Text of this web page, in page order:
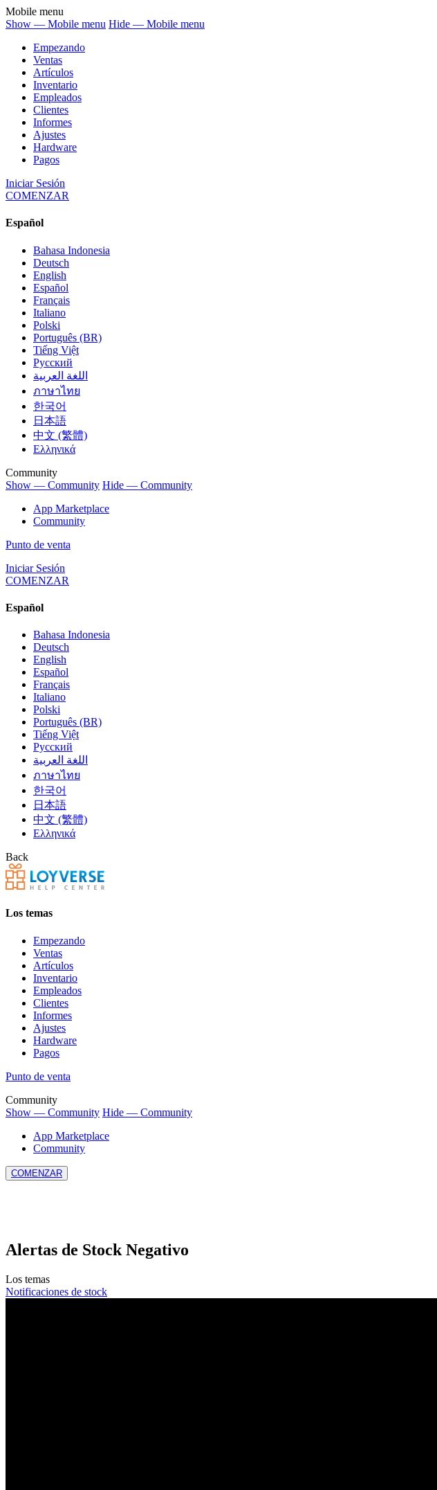
Mobile menu
Show — Mobile menu Hide — Mobile menu
Empezando
Ventas
Artículos
Inventario
Empleados
Clientes
Informes
Ajustes
Hardware
Pagos
Iniciar Sesión
COMENZAR
Español
Bahasa Indonesia
Deutsch
English
Español
Français
Italiano
Polski
Português (BR)
Tiếng Việt
Русский
اللغة العربية
ภาษาไทย
한국어
日本語
中文 (繁體)
Ελληνικά
Community
Show — Community Hide — Community
App Marketplace
Community
Punto de venta
Iniciar Sesión
COMENZAR
Español
Bahasa Indonesia
Deutsch
English
Español
Français
Italiano
Polski
Português (BR)
Tiếng Việt
Русский
اللغة العربية
ภาษาไทย
한국어
日本語
中文 (繁體)
Ελληνικά
Back
Los temas
Empezando
Ventas
Artículos
Inventario
Empleados
Clientes
Informes
Ajustes
Hardware
Pagos
Punto de venta
Community
Show — Community Hide — Community
App Marketplace
Community
COMENZAR
Alertas de Stock Negativo
Los temas
Notificaciones de stock